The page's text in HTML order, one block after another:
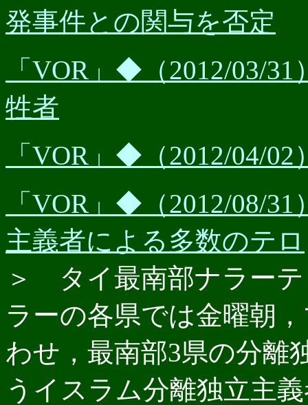
発事件との関与を否定
「VOR」◆（2012/03/
牲者
「VOR」◆（2012/04/
「VOR」◆（2012/08/
主義者による多数のテロ
＞ タイ最南部ナラー
ラーの各県では金曜朝
わせ，最南部3県の分離
うイスラム分離独立主